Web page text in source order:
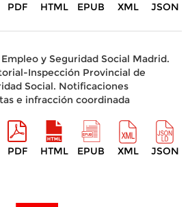
PDF HTML EPUB XML JSON
y Seguridad Social Madrid.
Inspección Provincial de
Social. Notificaciones
e infracción coordinada
PDF HTML EPUB XML JSON